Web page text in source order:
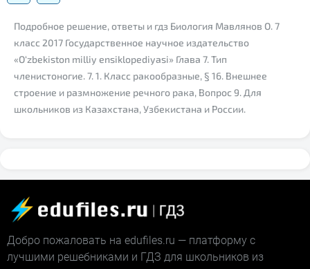
Подробное решение, ответы и гдз Биология Мавлянов О. 7
класс 2017 Государственное научное издательство
«O‘zbekiston milliy ensiklopediyasi» Глава 7. Тип
членистоногие. 7. 1. Класс ракообразные, § 16. Внешнее
строение и размножение речного рака, Вопрос 9. Для
школьников из Казахстана, Узбекистана и России.
Добро пожаловать на edufiles.ru — платформу с
лучшими решебниками и ГДЗ для школьников из